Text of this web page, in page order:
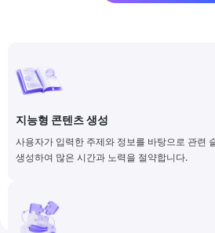
지능형 콘텐츠 생성
사용자가 입력한 주제와 정보를 바탕으로 관련
생성하여 많은 시간과 노력을 절약합니다.